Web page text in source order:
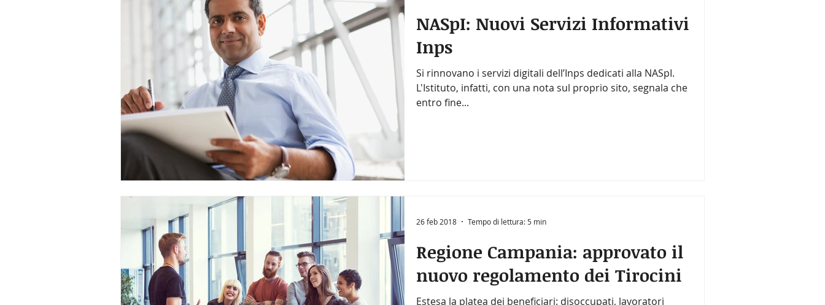
NASpI: Nuovi Servizi Informativi
Inps
Si rinnovano i servizi digitali dell’Inps dedicati alla NASpI.
L'Istituto, infatti, con una nota sul proprio sito, segnala che
entro fine...
Regione Campania: approvato il
nuovo regolamento dei Tirocini
Estesa la platea dei beneficiari: disoccupati, lavoratori
26 feb 2018 Tempo di lettura: 5 min